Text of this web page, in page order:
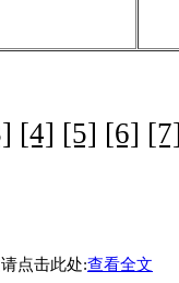
[4] [5] [6]
点击此处:查看全文